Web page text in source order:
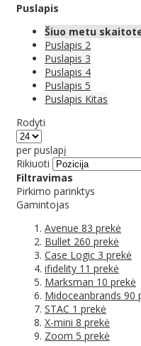
Puslapis
Šiuo metu
Puslapis 2
Puslapis 3
Puslapis 4
Puslapis 5
Puslapis Kitas
Rodyti
per puslapį
Rikiuoti
Filtravimas
Pirkimo parinktys
Gamintojas
Avenue 83 prekė
Bullet 260 prekė
Case Logic 3 prekė
ifidelity 11 prekė
Marksman 10 prekė
Midoceanbrands 90
STAC 1 prekė
X-mini 8 prekė
Zoom 5 prekė